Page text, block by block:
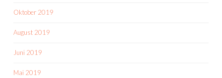
Oktober 2019
August 2019
Juni 2019
Mai 2019